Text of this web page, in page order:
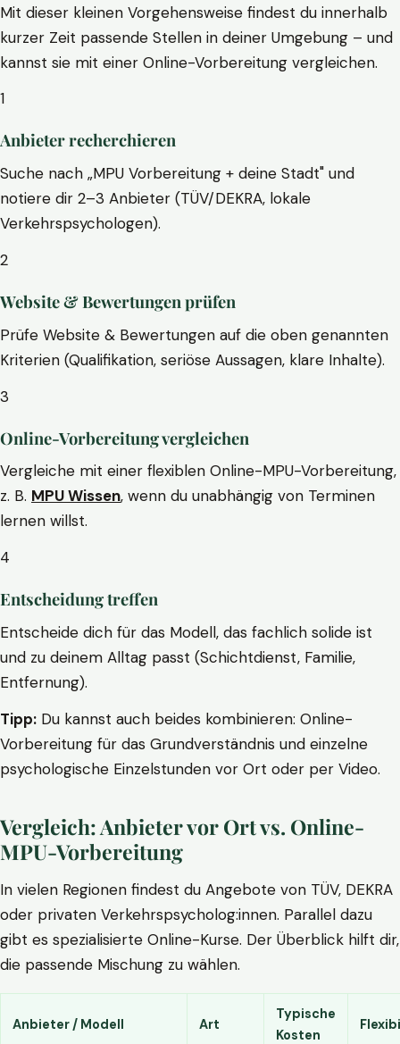
Mit dieser kleinen Vorgehensweise findest du innerhalb
kurzer Zeit passende Stellen in deiner Umgebung – und
kannst sie mit einer Online-Vorbereitung vergleichen.
1
Anbieter recherchieren
Suche nach „MPU Vorbereitung + deine Stadt" und
notiere dir 2–3 Anbieter (TÜV/DEKRA, lokale
Verkehrspsychologen).
2
Website & Bewertungen prüfen
Prüfe Website & Bewertungen auf die oben genannten
Kriterien (Qualifikation, seriöse Aussagen, klare Inhalte).
3
Online-Vorbereitung vergleichen
Vergleiche mit einer flexiblen Online-MPU-Vorbereitung,
z. B. MPU Wissen, wenn du unabhängig von Terminen
lernen willst.
4
Entscheidung treffen
Entscheide dich für das Modell, das fachlich solide ist
und zu deinem Alltag passt (Schichtdienst, Familie,
Entfernung).
Tipp: Du kannst auch beides kombinieren: Online-
Vorbereitung für das Grundverständnis und einzelne
psychologische Einzelstunden vor Ort oder per Video.
Vergleich: Anbieter vor Ort vs. Online-
MPU-Vorbereitung
In vielen Regionen findest du Angebote von TÜV, DEKRA
oder privaten Verkehrspsycholog:innen. Parallel dazu
gibt es spezialisierte Online-Kurse. Der Überblick hilft dir,
die passende Mischung zu wählen.
Anbieter / Modell Art
Typische
Kosten